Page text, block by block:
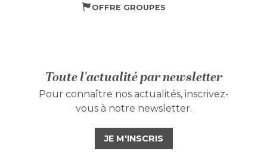
OFFRE GROUPES
Toute l'actualité par newsletter
Pour connaître nos actualités, inscrivez-
vous à notre newsletter.
JE M'INSCRIS